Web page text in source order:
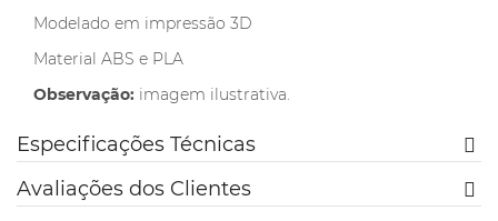
Modelado em impressão 3D
Material ABS e PLA
Observação: imagem ilustrativa.
Especificações Técnicas
Avaliações dos Clientes